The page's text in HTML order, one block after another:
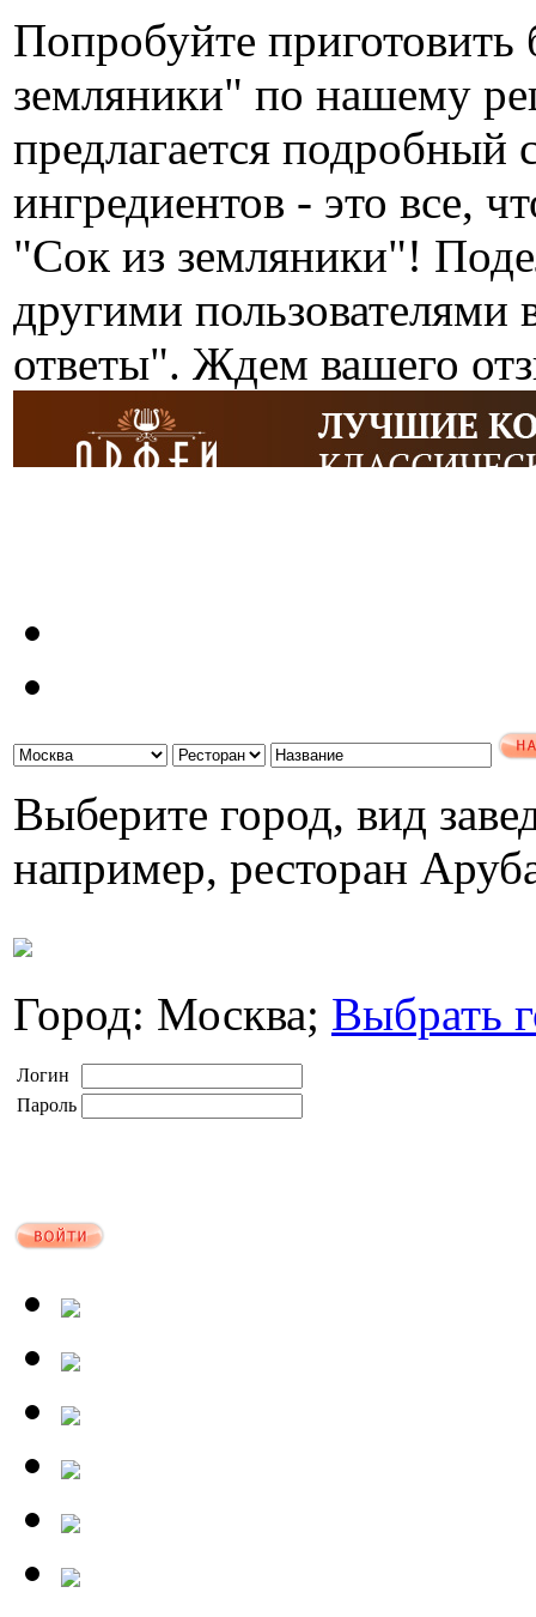
Попробуйте
земляники" по нашему
предлагается подробный
ингредиентов - это все,
"Сок из земляники"!
другими
ответы". Ждем вашего
Выберите город, вид
например, ресторан
Город: Москва; Выбрать
Логин
Пароль